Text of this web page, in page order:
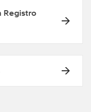
Registro